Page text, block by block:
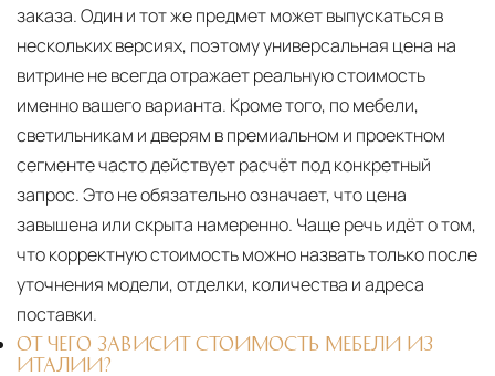
заказа. Один и тот же предмет может выпускаться в
нескольких версиях, поэтому универсальная цена на
витрине не всегда отражает реальную стоимость
именно вашего варианта. Кроме того, по мебели,
светильникам и дверям в премиальном и проектном
сегменте часто действует расчёт под конкретный
запрос. Это не обязательно означает, что цена
завышена или скрыта намеренно. Чаще речь идёт о том,
что корректную стоимость можно назвать только после
уточнения модели, отделки, количества и адреса
поставки.
ОТ ЧЕГО ЗАВИСИТ СТОИМОСТЬ МЕБЕЛИ ИЗ
ИТАЛИИ?